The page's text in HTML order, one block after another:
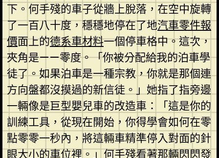
下。何手殘的車子從牆上脫落，在空中旋轉
了一百八十度，穩穩地停在了地汽車零件報
價面上的德系車材料一個停車格中。這次，
夾角是——零度。「你被分配給我的泊車學
徒了。如果泊車是一種宗教，你就是那個連
方向盤都沒摸過的新信徒。」她指了指旁邊
一輛像是巨型嬰兒車的改造車：「這是你的
訓練工具，從現在開始，你得學會如何在零
點零零一秒內，將這輛車精準停入對面的針
眼大小的車位裡。」何手殘看著那輛閃閃發